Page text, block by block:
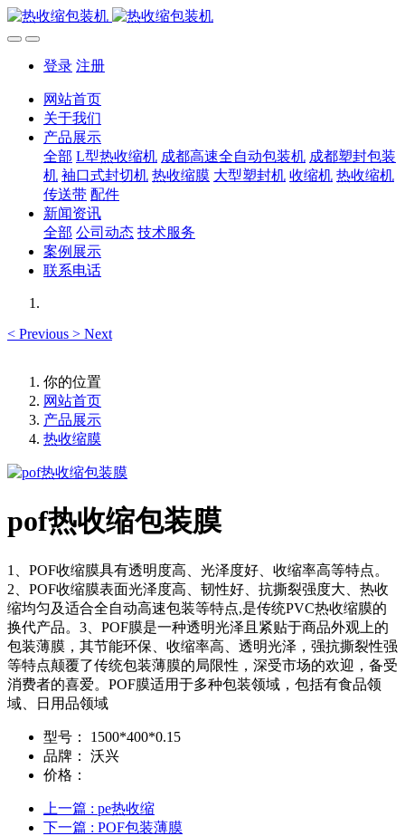
登录 注册
网站首页
关于我们
产品展示
全部 L型热收缩机 成都高速全自动包装机 成都塑封包装
机 袖口式封切机 热收缩膜 大型塑封机 收缩机 热收缩机
传送带 配件
新闻资讯
全部 公司动态 技术服务
案例展示
联系电话
< Previous > Next
你的位置
网站首页
产品展示
热收缩膜
pof热收缩包装膜
1、POF收缩膜具有透明度高、光泽度好、收缩率高等特点。
2、POF收缩膜表面光泽度高、韧性好、抗撕裂强度大、热收
缩均匀及适合全自动高速包装等特点,是传统PVC热收缩膜的
换代产品。3、POF膜是一种透明光泽且紧贴于商品外观上的
包装薄膜，其节能环保、收缩率高、透明光泽，强抗撕裂性强
等特点颠覆了传统包装薄膜的局限性，深受市场的欢迎，备受
消费者的喜爱。POF膜适用于多种包装领域，包括有食品领
域、日用品领域
型号：
1500*400*0.15
品牌：
沃兴
价格：
上一篇 : pe热收缩
下一篇 : POF包装薄膜